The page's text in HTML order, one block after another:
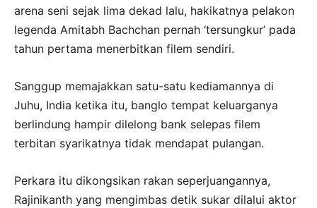
arena seni sejak lima dekad lalu, hakikatnya pelakon
legenda Amitabh Bachchan pernah ‘tersungkur’ pada
tahun pertama menerbitkan filem sendiri.
Sanggup memajakkan satu-satu kediamannya di
Juhu, India ketika itu, banglo tempat keluarganya
berlindung hampir dilelong bank selepas filem
terbitan syarikatnya tidak mendapat pulangan.
Perkara itu dikongsikan rakan seperjuangannya,
Rajinikanth yang mengimbas detik sukar dilalui aktor